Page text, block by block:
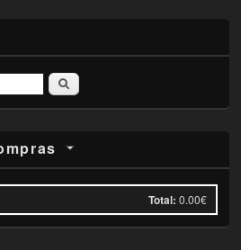
Pesquisar
Total: 0.00€